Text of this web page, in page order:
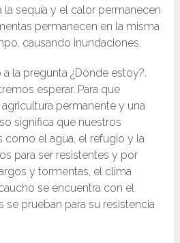
la sequía y el calor permanecen
permanecen en la misma
causando inundaciones.
la pregunta ¿Dónde estoy?.
esperar. Para que
permanente y una
significa que nuestros
como el agua, el refugio y la
para ser resistentes y por
y tormentas, el clima
se encuentra con el
se prueban para su resistencia